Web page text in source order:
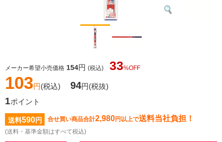
メーカー希望小売価格 154円 (税込) 33%OFF
103円(税込) 94円(税抜)
1ポイント
送料590円 合せ買い商品合計2,980円以上で送料当社負担！
(送料・基準金額はすべて税込)